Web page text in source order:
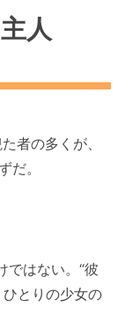
人
者の多くが、
だ。
ではない。“彼
とりの少女の